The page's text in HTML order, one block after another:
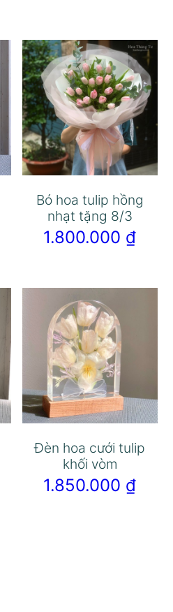
Bó hoa tulip hồng
nhạt tặng 8/3
1.800.000 ₫
Đèn hoa cưới tulip
khối vòm
1.850.000 ₫